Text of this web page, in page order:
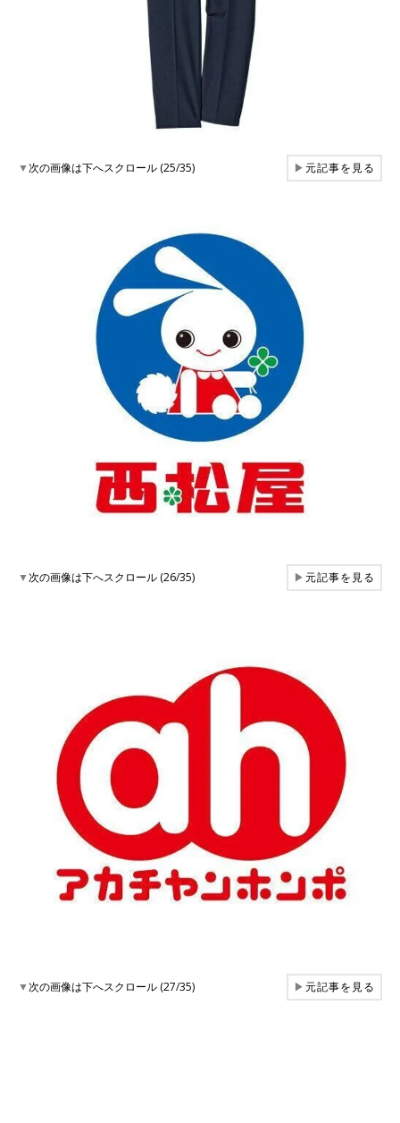
▼次の画像は下へスクロール (25/35) ▶元記事を見る
▼次の画像は下へスクロール (26/35) ▶元記事を見る
▼次の画像は下へスクロール (27/35) ▶元記事を見る